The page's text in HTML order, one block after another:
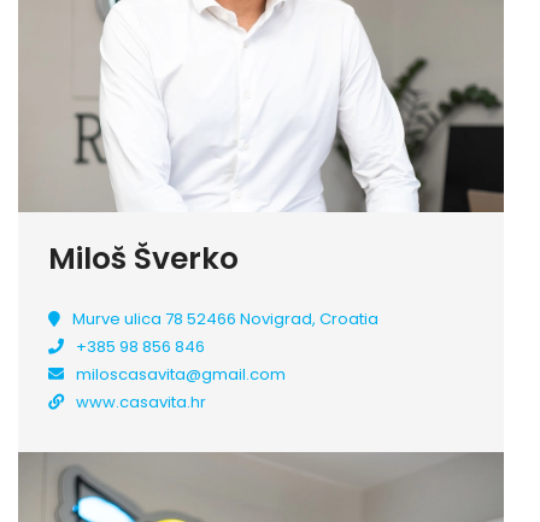
Miloš Šverko
Murve ulica 78 52466 Novigrad, Croatia
+385 98 856 846
miloscasavita@gmail.com
www.casavita.hr